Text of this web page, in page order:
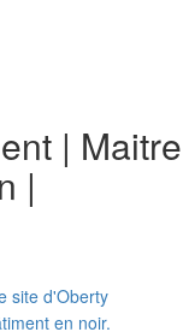
| Maitre
|